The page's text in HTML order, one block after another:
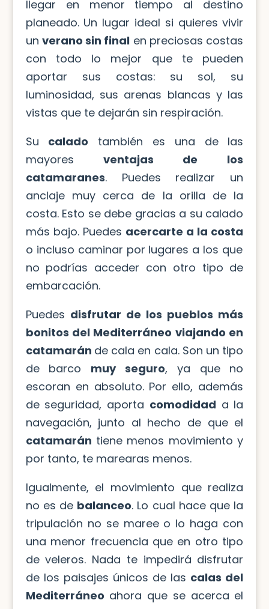
llegar en menor tiempo al destino
planeado. Un lugar ideal si quieres vivir
un verano sin final en preciosas costas
con todo lo mejor que te pueden
aportar sus costas: su sol, su
luminosidad, sus arenas blancas y las
vistas que te dejarán sin respiración.
Su calado también es una de las
mayores ventajas de los
catamaranes. Puedes realizar un
anclaje muy cerca de la orilla de la
costa. Esto se debe gracias a su calado
más bajo. Puedes acercarte a la costa
o incluso caminar por lugares a los que
no podrías acceder con otro tipo de
embarcación.
Puedes disfrutar de los pueblos más
bonitos del Mediterráneo viajando en
catamarán de cala en cala. Son un tipo
de barco muy seguro, ya que no
escoran en absoluto. Por ello, además
de seguridad, aporta comodidad a la
navegación, junto al hecho de que el
catamarán tiene menos movimiento y
por tanto, te marearas menos.
Igualmente, el movimiento que realiza
no es de balanceo. Lo cual hace que la
tripulación no se maree o lo haga con
una menor frecuencia que en otro tipo
de veleros. Nada te impedirá disfrutar
de los paisajes únicos de las calas del
Mediterráneo ahora que se acerca el